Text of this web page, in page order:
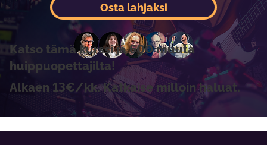
Katso tämä kurssi ja 600 muuta
huippuopettajilta!
Alkaen 13€/kk. Katkaise milloin haluat.
Osta lahjaksi